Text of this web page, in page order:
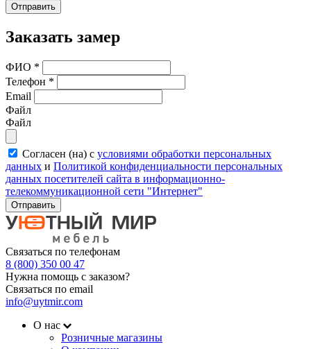
Отправить
Заказать замер
ФИО *
Телефон *
Email
Файл
Файл
Согласен (на) с условиями обработки персональных
данных и Политикой конфиденциальности персональных
данных посетителей сайта в информационно-
телекоммуникационной сети "Интернет"
Отправить
Связаться по телефонам
8 (800) 350 00 47
Нужна помощь с заказом?
Связаться по email
info@uytmir.com
О нас
Розничные магазины